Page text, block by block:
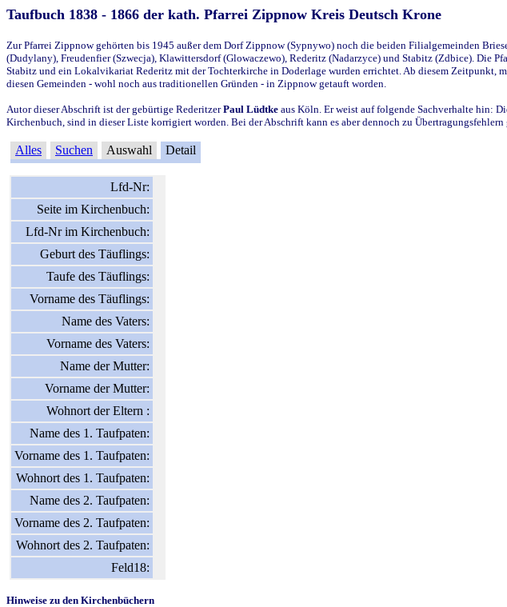
Taufbuch 1838 - 1866 der kath. Pfarrei Zippnow Kreis Deutsch Krone
Zur Pfarrei Zippnow gehörten bis 1945 außer dem Dorf Zippnow (Sypnywo) noch die beiden Filialgemeinden
(Dudylany), Freudenfier (Szwecja), Klawittersdorf (Glowaczewo), Rederitz (Nadarzyce) und Stabitz (Zdbice). Die
Stabitz und ein Lokalvikariat Rederitz mit der Tochterkirche in Doderlage wurden errichtet. Ab diesem Zeitpunkt,
diesen Gemeinden - wohl noch aus traditionellen Gründen - in Zippnow getauft worden.
Autor dieser Abschrift ist der gebürtige RederitzerPaul Lüdtke aus Köln. Er weist auf folgende Sachverhalte hin:
Kirchenbuch, sind in dieser Liste korrigiert worden. Bei der Abschrift kann es aber dennoch zu
Alles Suchen Auswahl Detail
Lfd-Nr:
Seite im Kirchenbuch:
Lfd-Nr im Kirchenbuch:
Geburt des Täuflings:
Taufe des Täuflings:
Vorname des Täuflings:
Name des Vaters:
Vorname des Vaters:
Name der Mutter:
Vorname der Mutter:
Wohnort der Eltern :
Name des 1. Taufpaten:
Vorname des 1. Taufpaten:
Wohnort des 1. Taufpaten:
Name des 2. Taufpaten:
Vorname des 2. Taufpaten:
Wohnort des 2. Taufpaten:
Feld18:
Hinweise zu den Kirchenbüchern